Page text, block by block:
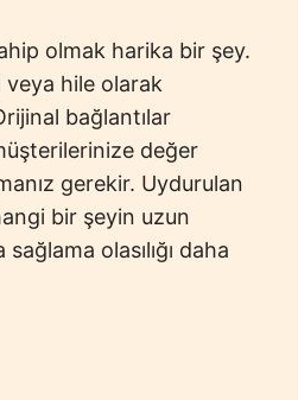
olmak harika bir şey.
veya hile olarak
bağlantılar
değer
gerekir. Uydurulan
bir şeyin uzun
olasılığı daha